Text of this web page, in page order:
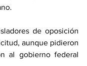
de oposición
aunque pidieron
al gobierno federal